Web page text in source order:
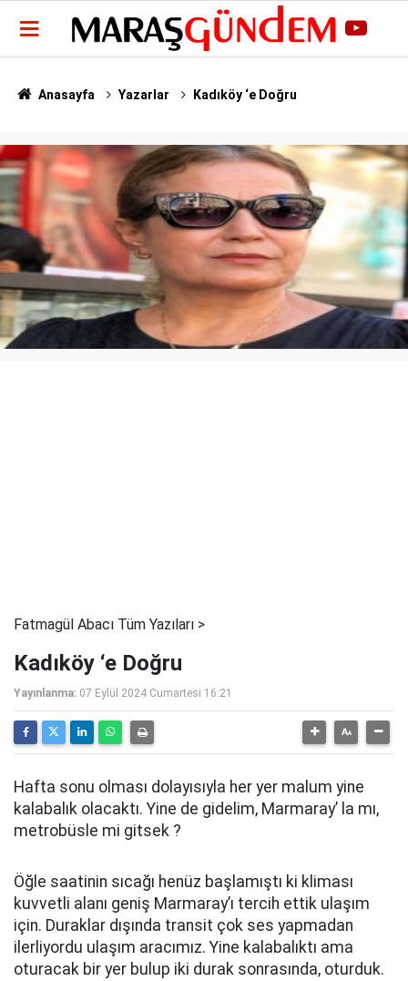
Anasayfa Yazarlar Kadıköy ‘e Doğru
Fatmagül Abacı Tüm Yazıları >
Kadıköy ‘e Doğru
Yayınlanma: 07 Eylül 2024 Cumartesi 16:21
Hafta sonu olması dolayısıyla her yer malum yine
kalabalık olacaktı. Yine de gidelim, Marmaray’ la mı,
metrobüsle mi gitsek ?
Öğle saatinin sıcağı henüz başlamıştı ki kliması
kuvvetli alanı geniş Marmaray’ı tercih ettik ulaşım
için. Duraklar dışında transit çok ses yapmadan
ilerliyordu ulaşım aracımız. Yine kalabalıktı ama
oturacak bir yer bulup iki durak sonrasında, oturduk.